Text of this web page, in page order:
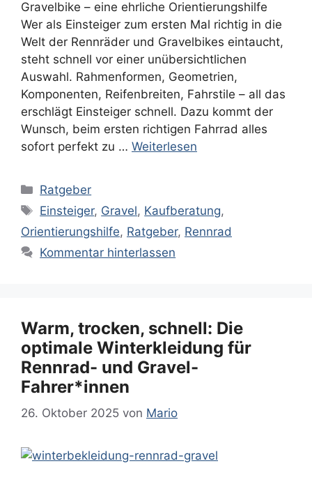
Gravelbike – eine ehrliche Orientierungshilfe
Wer als Einsteiger zum ersten Mal richtig in die
Welt der Rennräder und Gravelbikes eintaucht,
steht schnell vor einer unübersichtlichen
Auswahl. Rahmenformen, Geometrien,
Komponenten, Reifenbreiten, Fahrstile – all das
erschlägt Einsteiger schnell. Dazu kommt der
Wunsch, beim ersten richtigen Fahrrad alles
sofort perfekt zu … Weiterlesen
Kategorien
Ratgeber
Schlagwörter
Einsteiger, Gravel, Kaufberatung,
Orientierungshilfe, Ratgeber, Rennrad
Kommentar hinterlassen
Warm, trocken, schnell: Die
optimale Winterkleidung für
Rennrad- und Gravel-
Fahrer*innen
26. Oktober 2025 von Mario